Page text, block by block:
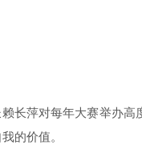
萍对每年大赛举办高度
的价值。